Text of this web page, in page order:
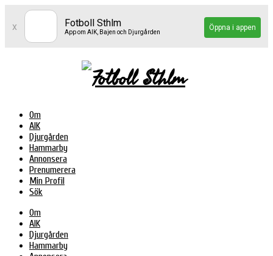
x Fotboll Sthlm
App om AIK, Bajen och Djurgården
Öppna i appen
Om
AIK
Djurgården
Hammarby
Annonsera
Prenumerera
Min Profil
Sök
Om
AIK
Djurgården
Hammarby